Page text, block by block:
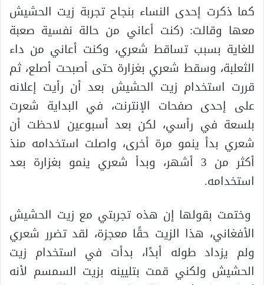
كما ذكرت إحدى النساء بنجاح تجربة زيت الحشيش
معها وقالت: (كنت أعاني من حالة نفسية صعبة
للغاية بسبب تساقط شعري، وكنت أعاني من داء
الثعلبة، وسقط شعري بغزارة حتى أصبحت أصلع، ثم
قررت استخدام زيت الحشيش بعد أن رأيت إعلانه
على إحدى صفحات الإنترنت، في البداية شعرت
بلسعة في رأسي، لكن بعد أسبوعين لاحظت أن
شعري بدأ ينمو مرة أخرى، واصلت استخدامه منذ
أكثر من 3 أشهر، وبدأ شعري ينمو بغزارة بعد
استخدامه.
وختمت بقولها إن هذه تجربتي مع زيت الحشيش
الأفغاني، هذا الزيت حقًا معجزة، لقد تضرر شعري
ولم يزداد طوله أبدًا، بدأت في استخدام زيت
الحشيش ولكني قمت بتليينه بزيت السمسم لأنه